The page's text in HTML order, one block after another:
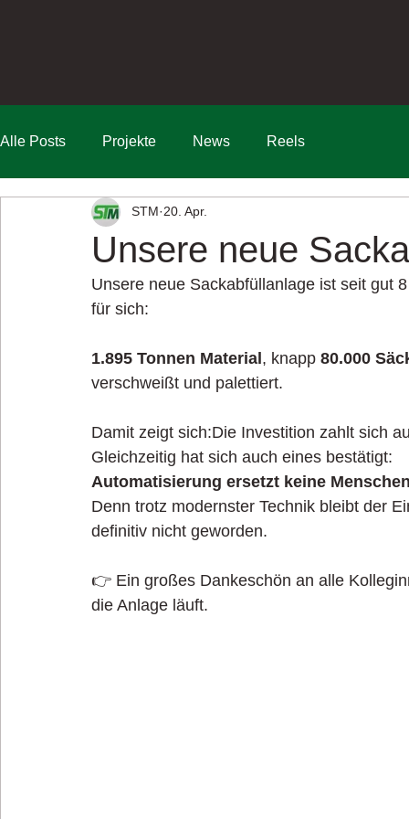
Alle Posts Projekte News Reels
Unsere neue
STM 20. Apr.
Unsere neue Sackabfüllanlage ist seit gut
für sich:
1.895 Tonnen Material, knapp 80.000
verschweißt und palettiert.
Damit zeigt sich:Die Investition zahlt sich
Gleichzeitig hat sich auch eines bestätigt:
Automatisierung ersetzt keine
Denn trotz modernster Technik bleibt der
definitiv nicht geworden.
👉 Ein großes Dankeschön an alle
die Anlage läuft.